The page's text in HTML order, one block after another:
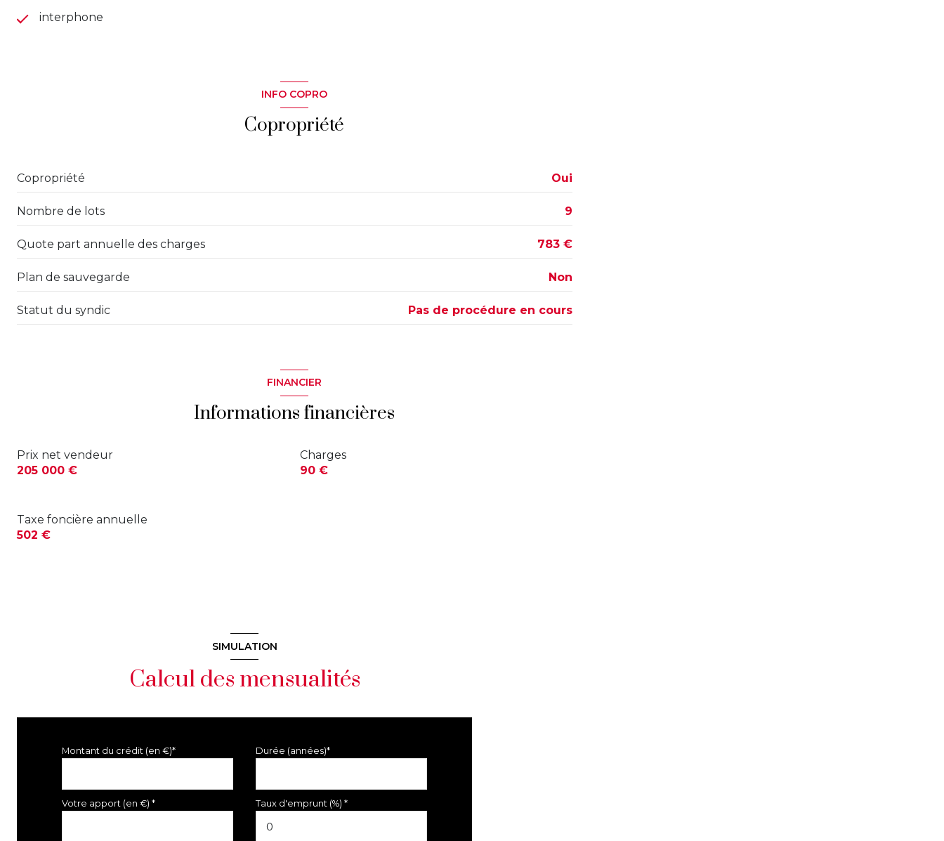
interphone
INFO COPRO
Copropriété
Copropriété Oui
Nombre de lots 9
Quote part annuelle des charges 783 €
Plan de sauvegarde Non
Statut du syndic Pas de procédure en cours
FINANCIER
Informations financières
Prix net vendeur
205 000 €
Charges
90 €
Taxe foncière annuelle
502 €
SIMULATION
Calcul des mensualités
Montant du crédit (en €)* Durée (années)*
Votre apport (en €) * Taux d'emprunt (%) *